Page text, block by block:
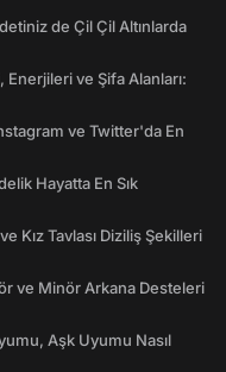
de Çil Çil Altınlarda
Enerjileri ve Şifa Alanları:
ve Twitter'da En
Hayatta En Sık
Kız Tavlası Diziliş Şekilleri
ve Minör Arkana Desteleri
Aşk Uyumu Nasıl